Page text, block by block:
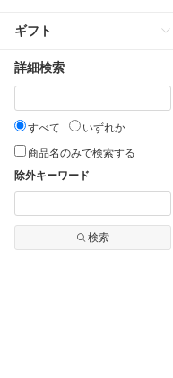
ギフト
詳細検索
すべて
いずれか
商品名のみで検索する
除外キーワード
検索